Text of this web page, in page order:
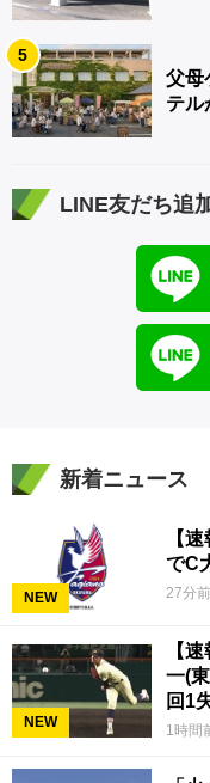
5
父母
テ
LINE友だち追
新着ニュース
NEW
【
でC
27分前
NEW
【
一(
回1
1時間